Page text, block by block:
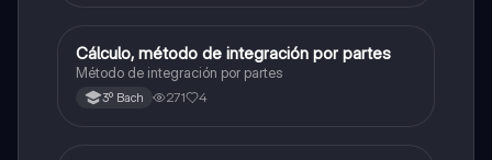
Matemáticas
Cálculo, método de integración por partes
Método de integración por partes
3º Bach 271 4